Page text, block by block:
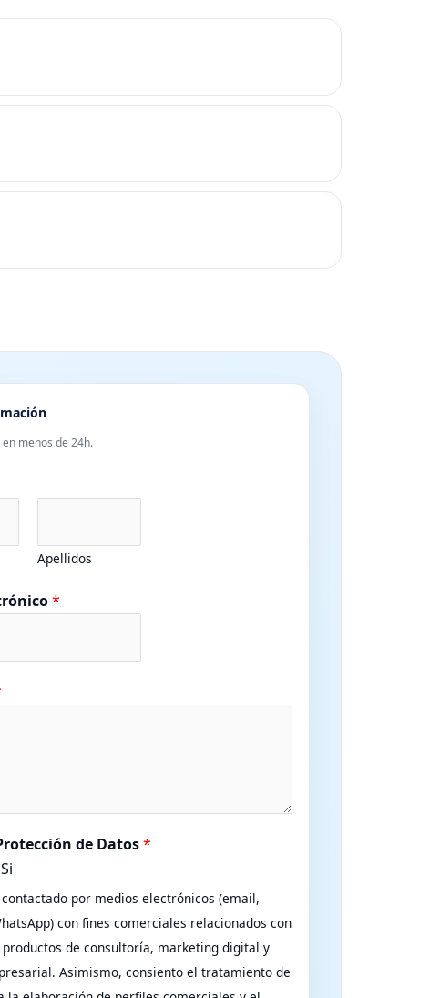
menos de 24h.
Apellidos
*
de Datos*
Si
por medios electrónicos (email,
con fines comerciales relacionados con
de consultoría, marketing digital y
Asimismo, consiento el tratamiento de